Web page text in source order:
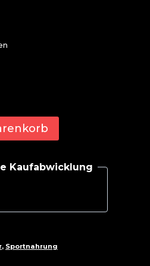
Kaufabwicklung
, Sportnahrung